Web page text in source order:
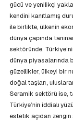
gücü ve yenilikçi
kendini kanıtlamış
ile birlikte, ülkenin
dünya çapında
sektöründe,
dünya piyasalarında
güzellikler, ülkeyi bir
doğal taşları,
Seramik sektörü ise,
Türkiye’nin iddialı
estetik açıdan